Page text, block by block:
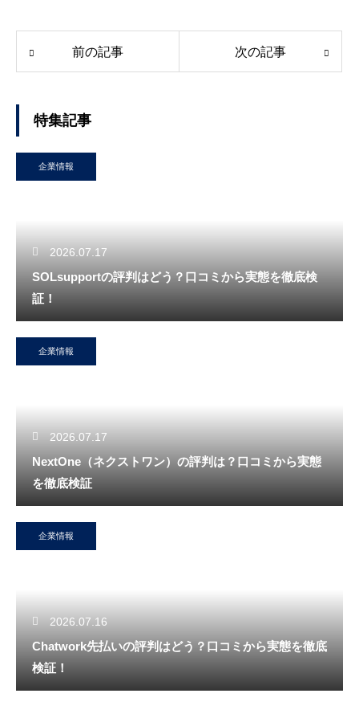
前の記事 次の記事
特集記事
企業情報
2026.07.17
SOLsupportの評判はどう？口コミから実態を徹底検
証！
企業情報
2026.07.17
NextOne（ネクストワン）の評判は？口コミから実態
を徹底検証
企業情報
2026.07.16
Chatwork先払いの評判はどう？口コミから実態を徹底
検証！